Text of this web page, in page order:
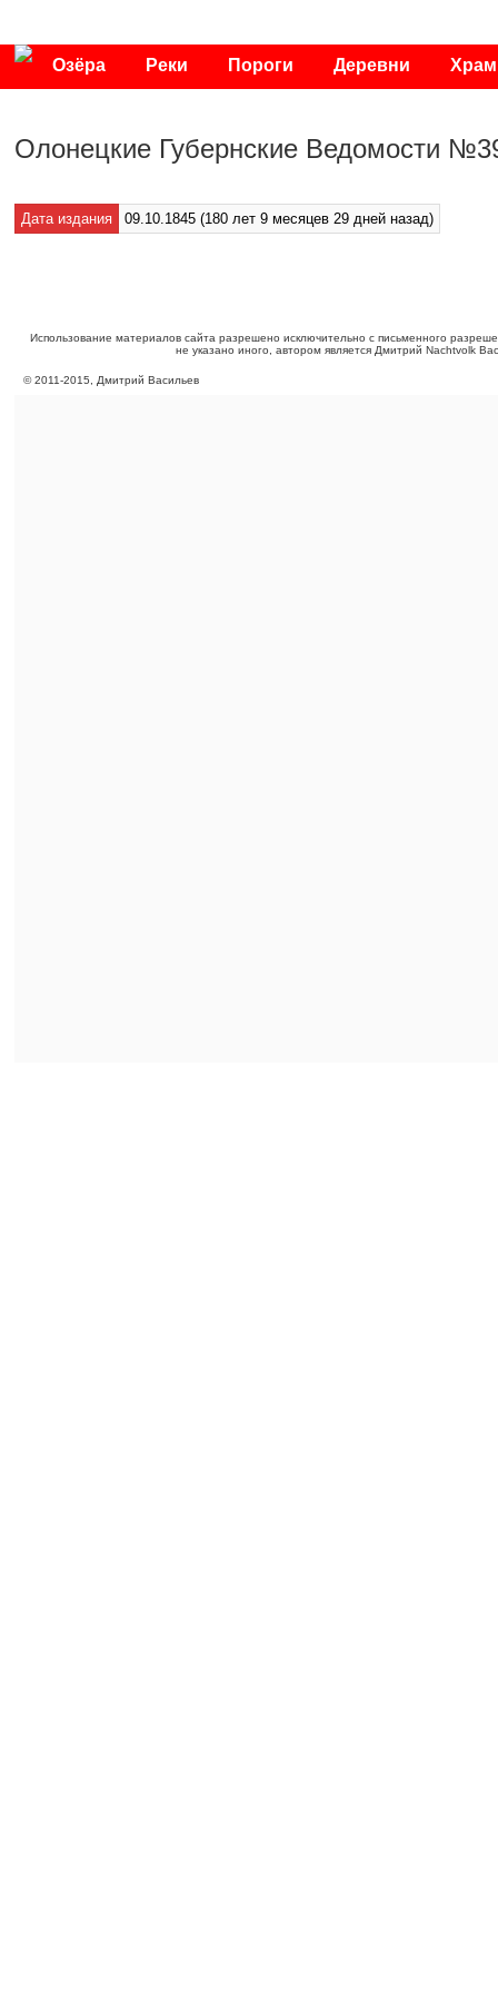
Озёра Реки Пороги Деревни
Олонецкие Губернские Ведомости
Дата издания 09.10.1845 (180 лет 9 месяцев 29 дней назад)
Использование материалов сайта разрешено исключительно с письменного
не указано иного, автором является Дмитрий Nachtvolk
©2011-2015 , Дмитрий Васильев